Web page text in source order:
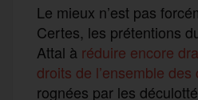
Le mieux n’est pas
Certes, les prétentions
Attal à réduire encore
droits de l’ensemble des
rognées par les